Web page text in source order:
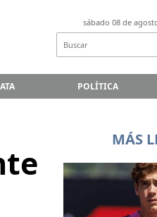
sábado 08 de
POLÍTICA
MÁS